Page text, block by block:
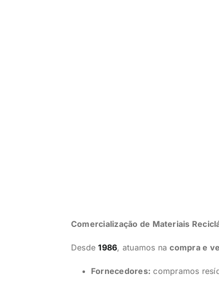
Comercialização de Materiais
Desde1986, atuamos nacompra e
Fornecedores: compramos